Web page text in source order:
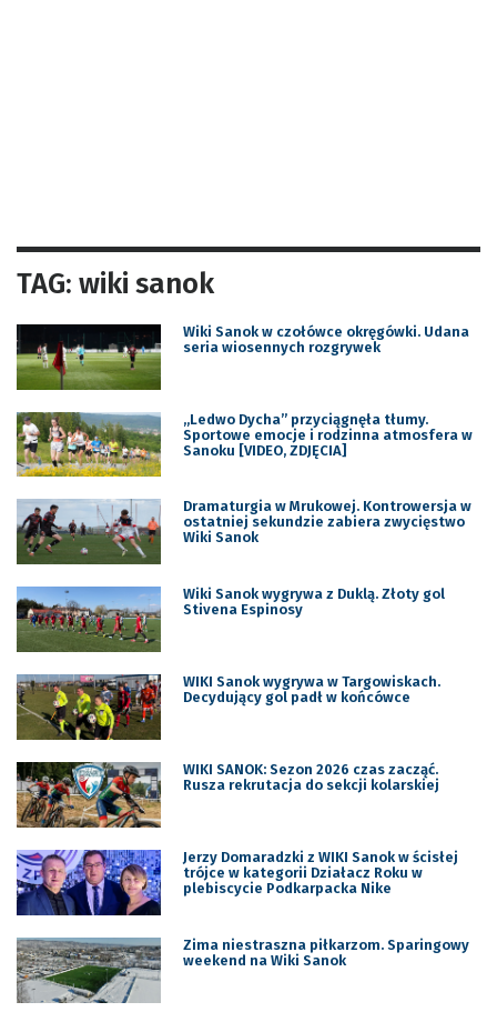
TAG: wiki sanok
Wiki Sanok w czołówce okręgówki. Udana
seria wiosennych rozgrywek
„Ledwo Dycha” przyciągnęła tłumy.
Sportowe emocje i rodzinna atmosfera w
Sanoku [VIDEO, ZDJĘCIA]
Dramaturgia w Mrukowej. Kontrowersja w
ostatniej sekundzie zabiera zwycięstwo
Wiki Sanok
Wiki Sanok wygrywa z Duklą. Złoty gol
Stivena Espinosy
WIKI Sanok wygrywa w Targowiskach.
Decydujący gol padł w końcówce
WIKI SANOK: Sezon 2026 czas zacząć.
Rusza rekrutacja do sekcji kolarskiej
Jerzy Domaradzki z WIKI Sanok w ścisłej
trójce w kategorii Działacz Roku w
plebiscycie Podkarpacka Nike
Zima niestraszna piłkarzom. Sparingowy
weekend na Wiki Sanok